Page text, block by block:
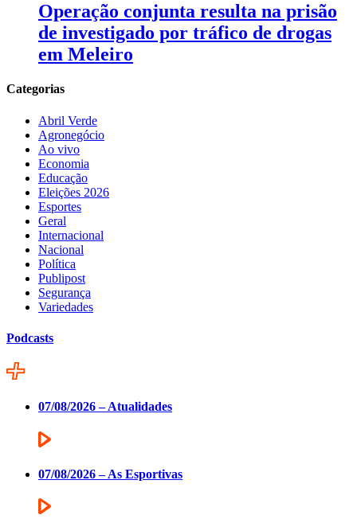
Operação conjunta resulta na prisão
de investigado por tráfico de drogas
em Meleiro
Categorias
Abril Verde
Agronegócio
Ao vivo
Economia
Educação
Eleições 2026
Esportes
Geral
Internacional
Nacional
Política
Publipost
Segurança
Variedades
Podcasts
07/08/2026 – Atualidades
07/08/2026 – As Esportivas